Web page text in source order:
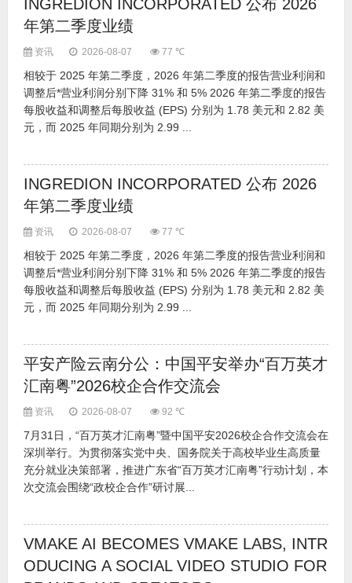
INGREDION INCORPORATED 公布 2026
年第二季度业绩
资讯 2026-08-07 77 ℃
相较于 2025 年第二季度，2026 年第二季度的报告营业利润和
调整后*营业利润分别下降 31% 和 5% 2026 年第二季度的报告
每股收益和调整后每股收益 (EPS) 分别为 1.78 美元和 2.82 美
元，而 2025 年同期分别为 2.99 ...
INGREDION INCORPORATED 公布 2026
年第二季度业绩
资讯 2026-08-07 77 ℃
相较于 2025 年第二季度，2026 年第二季度的报告营业利润和
调整后*营业利润分别下降 31% 和 5% 2026 年第二季度的报告
每股收益和调整后每股收益 (EPS) 分别为 1.78 美元和 2.82 美
元，而 2025 年同期分别为 2.99 ...
平安产险云南分公：中国平安举办“百万英才
汇南粤”2026校企合作交流会
资讯 2026-08-07 92 ℃
7月31日，“百万英才汇南粤”暨中国平安2026校企合作交流会在
深圳举行。为贯彻落实党中央、国务院关于高校毕业生高质量
充分就业决策部署，推进广东省“百万英才汇南粤”行动计划，本
次交流会围绕“政校企合作”研讨展...
VMAKE AI BECOMES VMAKE LABS, INTR
ODUCING A SOCIAL VIDEO STUDIO FOR